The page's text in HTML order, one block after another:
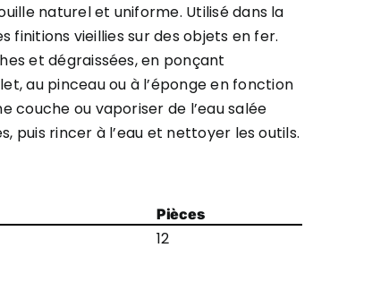
naturel et uniforme. Utilisé dans la
finitions vieillies sur des objets en fer.
et dégraissées, en ponçant
au pinceau ou à l’éponge en fonction
couche ou vaporiser de l’eau salée
puis rincer à l’eau et nettoyer les outils.
Pièces
12